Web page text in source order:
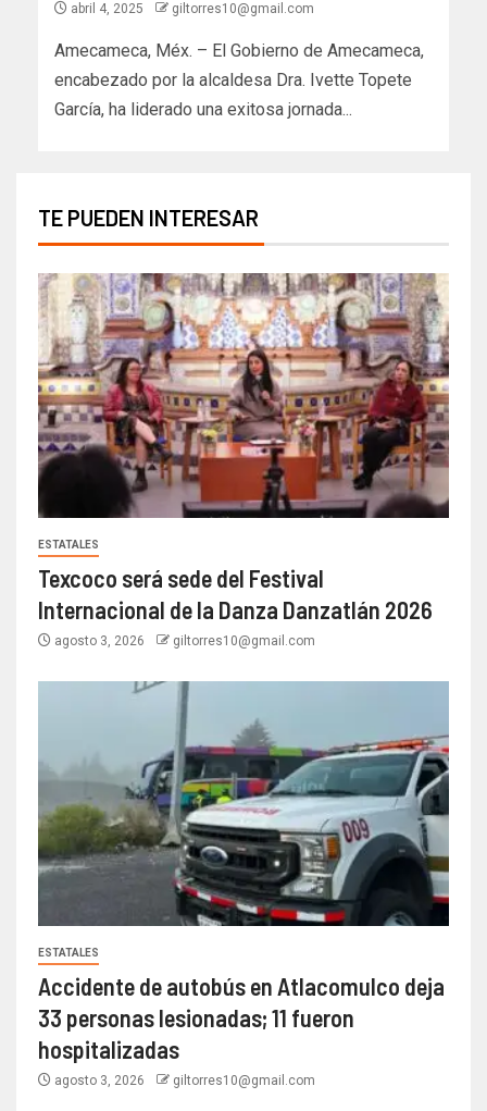
abril 4, 2025 giltorres10@gmail.com
Amecameca, Méx. – El Gobierno de Amecameca,
encabezado por la alcaldesa Dra. Ivette Topete
García, ha liderado una exitosa jornada...
TE PUEDEN INTERESAR
ESTATALES
Texcoco será sede del Festival
Internacional de la Danza Danzatlán 2026
agosto 3, 2026 giltorres10@gmail.com
ESTATALES
Accidente de autobús en Atlacomulco deja
33 personas lesionadas; 11 fueron
hospitalizadas
agosto 3, 2026 giltorres10@gmail.com